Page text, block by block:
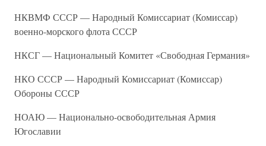
НКВМФ СССР — Народный Комиссариат (Комиссар)
военно-морского флота СССР
НКСГ — Национальный Комитет «Свободная Германия»
НКО СССР — Народный Комиссариат (Комиссар)
Обороны СССР
НОАЮ — Национально-освободительная Армия
Югославии